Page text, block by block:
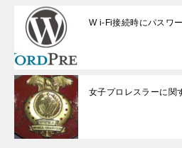
W i-Fi接続時にパスワ
女子プロレスラーに関